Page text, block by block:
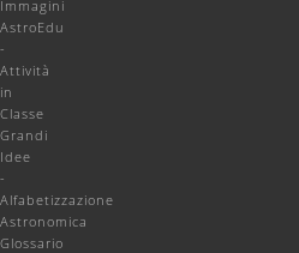
Immagini
AstroEdu
-
Attività
in
Classe
Grandi
Idee
-
Alfabetizzazione
Astronomica
Glossario